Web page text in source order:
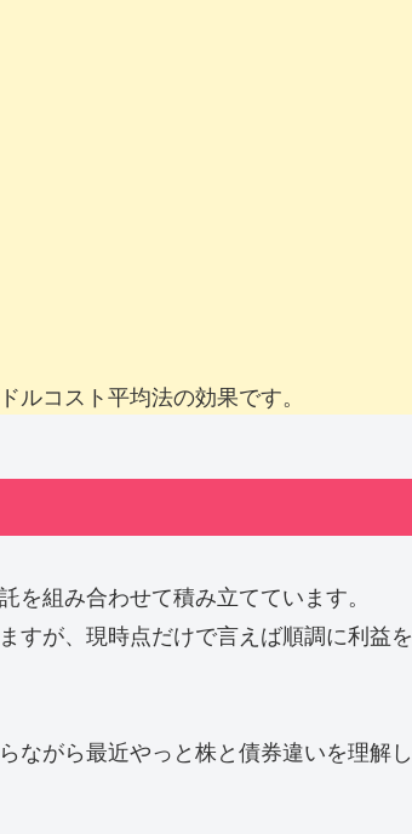
コスト平均法の効果です。
組み合わせて積み立てています。
すが、現時点だけで言えば順調に利益を
ながら最近やっと株と債券違いを理解し